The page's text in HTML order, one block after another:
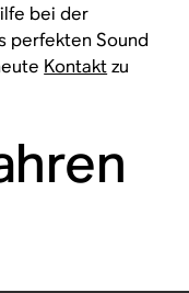
bei der
perfekten Sound
Kontaktzu